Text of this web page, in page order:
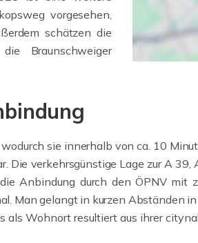
vorgesehen,
schätzen die
Braunschweiger
sie innerhalb von ca. 10
Die verkehrsgünstige Lage zur A
Anbindung durch den ÖPNV
Man gelangt in kurzen Abständen
Wohnort resultiert aus ihrer